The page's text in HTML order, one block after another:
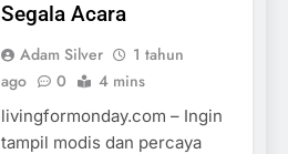
Segala Acara
Adam Silver
1 tahun
ago
0 4 mins
livingformonday.com – Ingin
tampil modis dan percaya